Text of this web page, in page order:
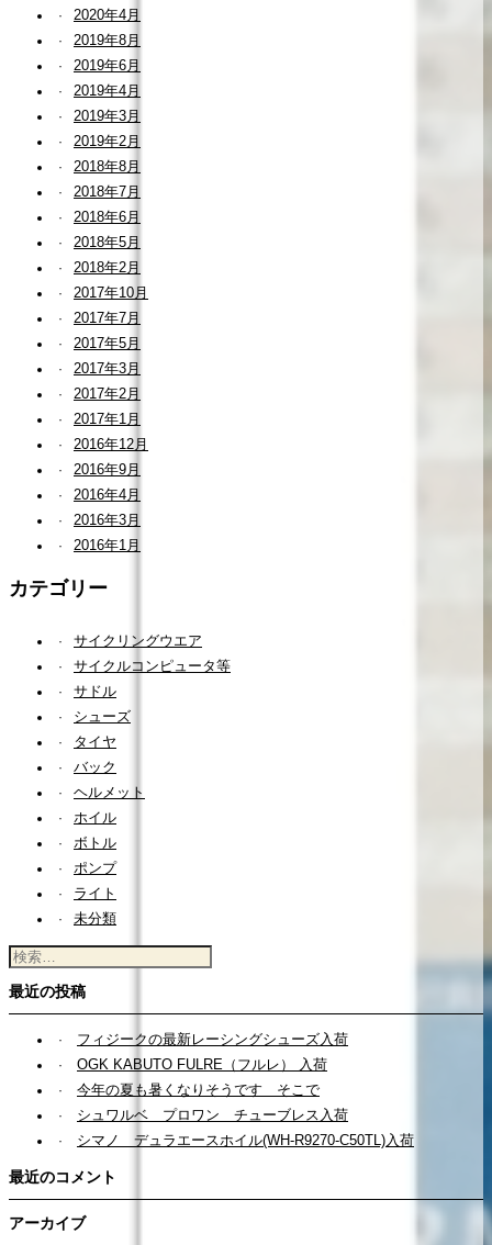
2020年4月
2019年8月
2019年6月
2019年4月
2019年3月
2019年2月
2018年8月
2018年7月
2018年6月
2018年5月
2018年2月
2017年10月
2017年7月
2017年5月
2017年3月
2017年2月
2017年1月
2016年12月
2016年9月
2016年4月
2016年3月
2016年1月
カテゴリー
サイクリングウエア
サイクルコンピュータ等
サドル
シューズ
タイヤ
バック
ヘルメット
ホイル
ボトル
ポンプ
ライト
未分類
検
索:
最近の投稿
フィジークの最新レーシングシューズ入荷
OGK KABUTO FULRE（フルレ） 入荷
今年の夏も暑くなりそうです そこで
シュワルベ プロワン チューブレス入荷
シマノ デュラエースホイル(WH-R9270-C50TL)入荷
最近のコメント
アーカイブ